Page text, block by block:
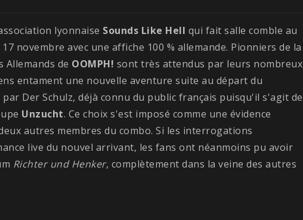
lyonnaise Sounds Like Hell qui fait salle comble au
novembre avec une affiche 100 % allemande. Pionniers de la
Allemands de OOMPH! sont très attendus par leurs nombreux
entament une nouvelle aventure suite au départ du
Der Schulz, déjà connu du public français puisqu'il s'agit de
Unzucht. Ce choix s'est imposé comme une évidence
autres membres du combo. Si les interrogations
live du nouvel arrivant, les fans ont néanmoins pu avoir
Richter und Henker, complètement dans la veine des autres